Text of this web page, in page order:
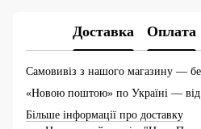
Доставка Оплата
Самовивіз з нашого магазину —
«Новою поштою» по Україні — від
Більше інформації про доставку